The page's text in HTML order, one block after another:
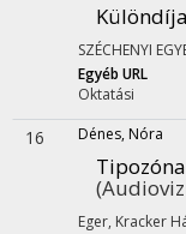
SZÉCHENYI
Egyéb URL
Oktatási
16 Dénes, Nóra
Eger, Kracker